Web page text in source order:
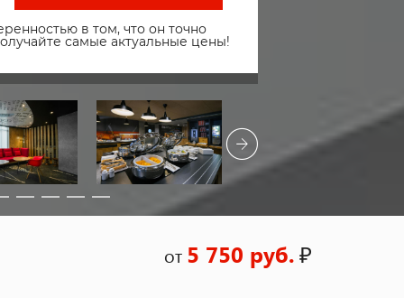
в том, что он точно
самые актуальные цены!
от 5 750 руб.₽